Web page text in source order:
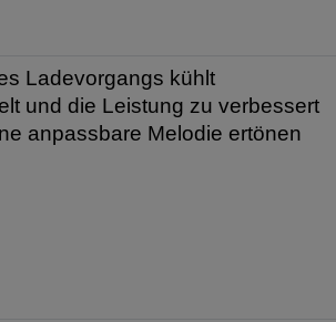
Ladevorgangs kühlt
und die Leistung zu verbessert
anpassbare Melodie ertönen